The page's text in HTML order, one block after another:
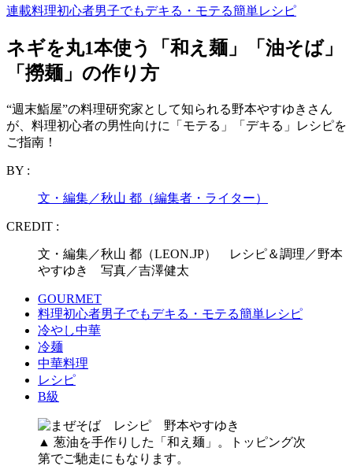
連載料理初心者男子でもデキる・モテる簡単レシピ
ネギを丸1本使う「和え麺」「油そば」
「撈麺」の作り方
“週末鮨屋”の料理研究家として知られる野本やすゆきさん
が、料理初心者の男性向けに「モテる」「デキる」レシピを
ご指南！
BY :
文・編集／秋山 都（編集者・ライター）
CREDIT :
文・編集／秋山 都（LEON.JP） レシピ＆調理／野本
やすゆき 写真／吉澤健太
GOURMET
料理初心者男子でもデキる・モテる簡単レシピ
冷やし中華
冷麺
中華料理
レシピ
B級
▲ 葱油を手作りした「和え麺」。トッピング次
第でご馳走にもなります。